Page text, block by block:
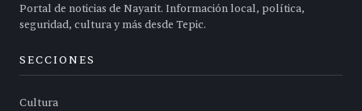
Portal de noticias de Nayarit. Información local, política,
seguridad, cultura y más desde Tepic.
SECCIONES
Cultura